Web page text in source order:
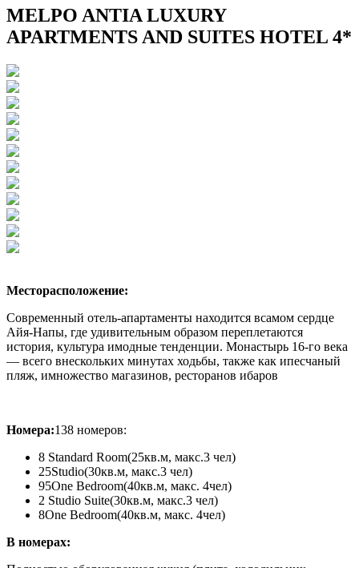
MELPO ANTIA LUXURY
APARTMENTS AND SUITES HOTEL 4*
Месторасположение:
Современный отель-апартаменты находится всамом сердце
Айя-Напы, где удивительным образом переплетаются
история, культура имодные тенденции. Монастырь 16-го века
— всего внескольких минутах ходьбы, также как ипесчаный
пляж, имножество магазинов, ресторанов ибаров
Номера:138 номеров:
8 Standard Room(25кв.м, макс.3 чел)
25Studio(30кв.м, макс.3 чел)
95One Bedroom(40кв.м, макс. 4чел)
2 Studio Suite(30кв.м, макс.3 чел)
8One Bedroom(40кв.м, макс. 4чел)
В номерах: